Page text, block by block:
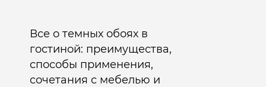
Все о темных обоях в
гостиной: преимущества,
способы применения,
сочетания с мебелью и